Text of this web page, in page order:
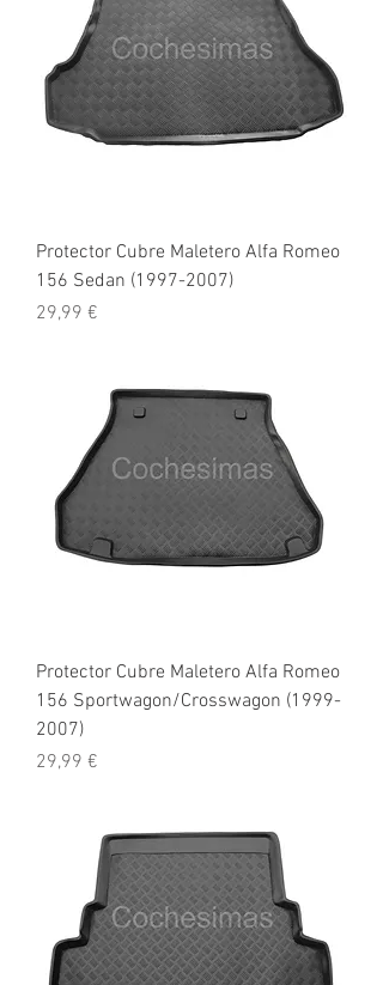
Protector Cubre Maletero Alfa Romeo
156 Sedan (1997-2007)
Precio
29,99 €
Protector Cubre Maletero Alfa Romeo
156 Sportwagon/Crosswagon (1999-
2007)
Precio
29,99 €